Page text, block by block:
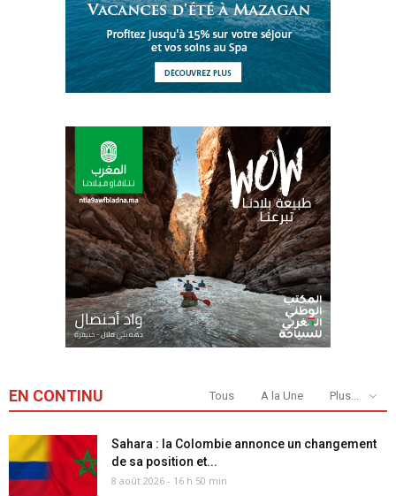
EN CONTINU Tous A la Une Plus...
Sahara : la Colombie annonce un changement
de sa position et...
8 août 2026 - 16 h 50 min